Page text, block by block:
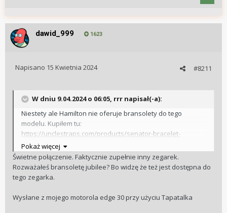
dawid_999 1623
#8211
Napisano 15 Kwietnia 2024
W dniu 9.04.2024 o 06:05, rrr napisał(-a):
Niestety ale Hamilton nie oferuje bransolety do tego
modelu. Kupiłem tu:
https://unclestraps.com/products/senator-bracelet-
hamilton-murph
Jest solidnie wykonana i dobrze spasowana
Pokaż więcej
Świetne połączenie. Faktycznie zupełnie inny zegarek.
Rozważałeś bransoletę jubilee? Bo widzę że też jest dostępna do
tego zegarka.
Wysłane z mojego motorola edge 30 przy użyciu Tapatalka